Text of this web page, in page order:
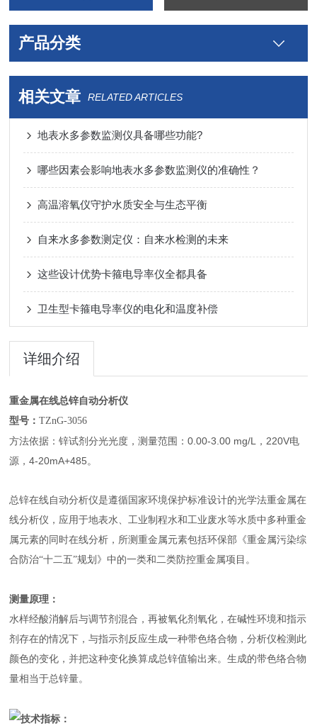
产品分类
相关文章 RELATED ARTICLES
地表水多参数监测仪具备哪些功能?
哪些因素会影响地表水多参数监测仪的准确性？
高温溶氧仪守护水质安全与生态平衡
自来水多参数测定仪：自来水检测的未来
这些设计优势卡箍电导率仪全都具备
卫生型卡箍电导率仪的电化和温度补偿
详细介绍
重金属在线总锌自动分析仪
型号：TZnG-3056
方法依据：锌试剂分光光度，测量范围：0.00-3.00 mg/L，220V电
源，4-20mA+485。
总锌在线自动分析仪是遵循国家环境保护标准设计的光学法重金属在
线分析仪，应用于地表水、工业制程水和工业废水等水质中多种重金
属元素的同时在线分析，所测重金属元素包括环保部《重金属污染综
合防治“十二五”规划》中的一类和二类防控重金属项目。
测量原理：
水样经酸消解后与调节剂混合，再被氧化剂氧化，在碱性环境和指示
剂存在的情况下，与指示剂反应生成一种带色络合物，分析仪检测此
颜色的变化，并把这种变化换算成总锌值输出来。生成的带色络合物
量相当于总锌量。
技术指标：